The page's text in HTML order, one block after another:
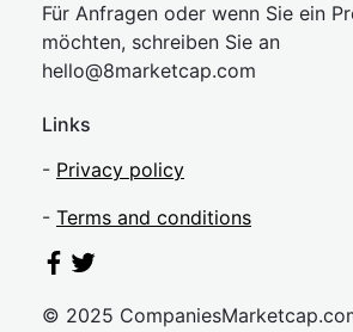
Für Anfragen oder wenn Sie ein
möchten, schreiben Sie an
hello@8marketcap.com
Links
- Privacy policy
- Terms and conditions
© 2025